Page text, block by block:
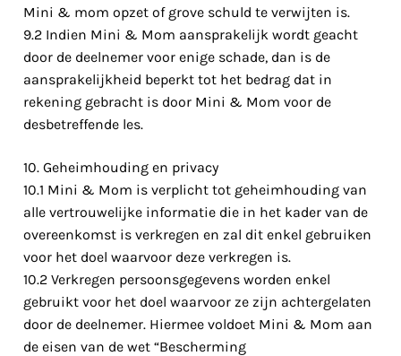
Mini & mom opzet of grove schuld te verwijten is.
9.2 Indien Mini & Mom aansprakelijk wordt geacht
door de deelnemer voor enige schade, dan is de
aansprakelijkheid beperkt tot het bedrag dat in
rekening gebracht is door Mini & Mom voor de
desbetreffende les.
10. Geheimhouding en privacy
10.1 Mini & Mom is verplicht tot geheimhouding van
alle vertrouwelijke informatie die in het kader van de
overeenkomst is verkregen en zal dit enkel gebruiken
voor het doel waarvoor deze verkregen is.
10.2 Verkregen persoonsgegevens worden enkel
gebruikt voor het doel waarvoor ze zijn achtergelaten
door de deelnemer. Hiermee voldoet Mini & Mom aan
de eisen van de wet “Bescherming